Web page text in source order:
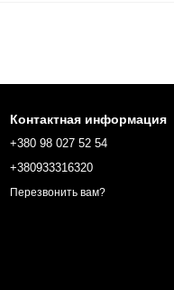
Контактная информация
+380 98 027 52 54
+380933316320
Перезвонить вам?